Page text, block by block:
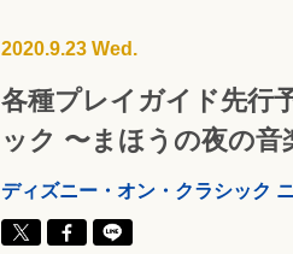
2020.9.23 Wed.
各種プレイガイド先行
ック 〜まほうの夜の音
ディズニー・オン・クラシック